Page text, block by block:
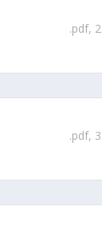
.pdf,
.pdf,